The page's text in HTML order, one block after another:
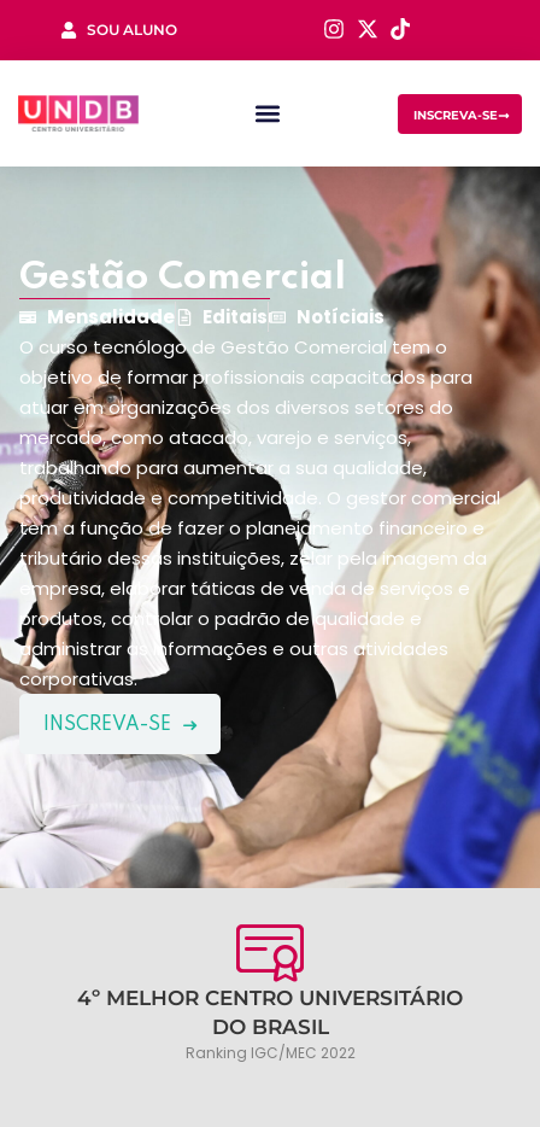
SOU ALUNO
INSCREVA-SE
INSCREVA-SE
O curso tecnólogo de Gestão Comercial tem o
objetivo de formar profissionais capacitados para
atuar em organizações dos diversos setores do
mercado, como atacado, varejo e serviços,
trabalhando para aumentar a sua qualidade,
produtividade e competitividade. O gestor comercial
tem a função de fazer o planejamento financeiro e
tributário dessas instituições, zelar pela imagem da
empresa, elaborar táticas de venda de serviços e
produtos, controlar o padrão de qualidade e
administrar as informações e outras atividades
corporativas.
Mensalidade Editais Notíciais
Gestão Comercial
4º MELHOR CENTRO UNIVERSITÁRIO
DO BRASIL
Ranking IGC/MEC 2022
Remember me Lost your password?